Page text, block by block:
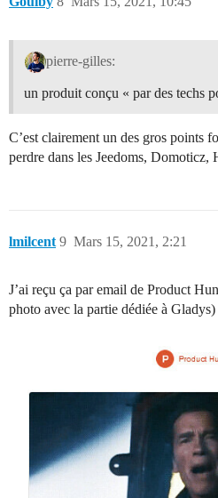
pierre-gilles:
un produit conçu « par des techs
C’est clairement un des gros points
perdre dans les Jeedoms,
lmilcent Mars 15, 2021, 2:21
9
J’ai reçu ça par email de Product
photo avec la partie dédiée à Gladys)